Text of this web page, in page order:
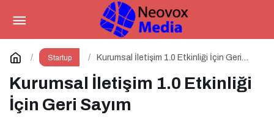
Startup
Kurumsal İletişim 1.0 Etkinliği İçin Geri
Kurumsal İletişim 1.0 Etkinliği
İçin Geri Sayım
Kurumsal İletişim 2.0 Nedir?
Yorum Yap